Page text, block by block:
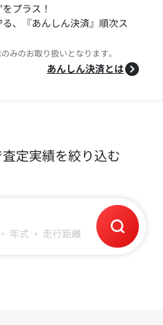
プラス！
、『あんしん決済』順次ス
みのお取り扱いとなります。
あんしん決済とは
定実績を絞り込む
・ 年式 ・ 走行距離